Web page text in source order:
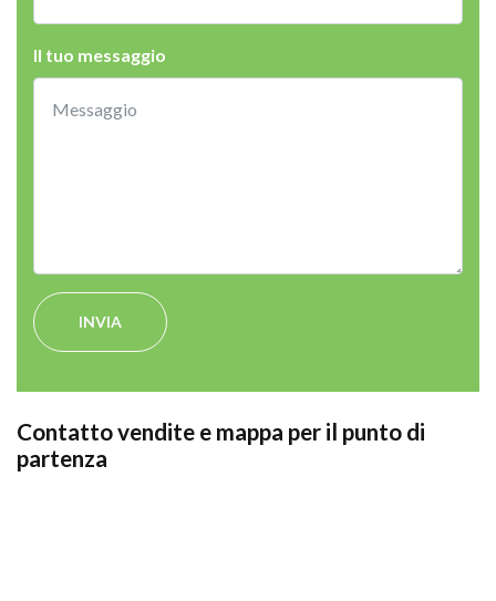
Il tuo messaggio
INVIA
Contatto vendite e mappa per il punto di
partenza